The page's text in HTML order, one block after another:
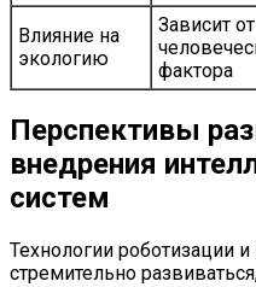
Влияние на
экологию
Зависит от
фактора
Перспективы
внедрения
систем
Технологии роботизации
стремительно